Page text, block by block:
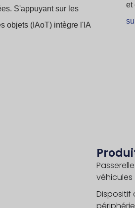
S'appuyant sur les
objets (IAoT) intègre l'IA
et
véhicules
Dispositif
périphérie